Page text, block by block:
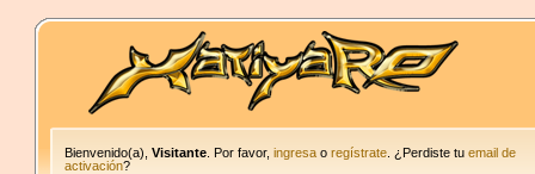
Bienvenido(a),Visitante . Por favor,ingresa oregístrate . ¿Perdiste tuemail de
activación?